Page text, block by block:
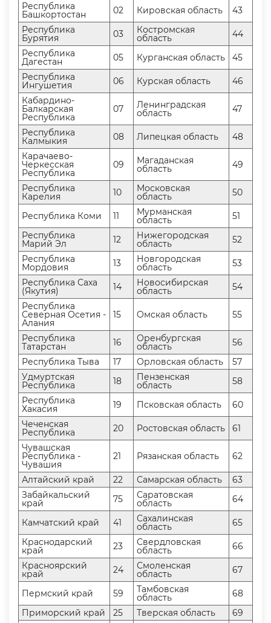
Республика
Башкортостан 02 Кировская область
43
Республика
Бурятия 03 Костромская
область
44
Республика
Дагестан 05 Курганская область
45
Республика
Ингушетия 06 Курская область
46
Кабардино-
Балкарская
Республика
07 Ленинградская
область 47
Республика
Калмыкия 08 Липецкая область
48
Карачаево-
Черкесская
Республика
09 Магаданская
область 49
Республика
Карелия 10 Московская
область 50
Республика Коми 11 Мурманская
область
51
Республика
Марий Эл 12 Нижегородская
область
52
Республика
Мордовия 13 Новгородская
область
53
Республика Саха
(Якутия) 14 Новосибирская
область
54
Республика
Северная Осетия -
Алания
15 Омская область 55
Республика
Татарстан 16 Оренбургская
область
56
Республика Тыва
17 Орловская область
57
Удмуртская
Республика 18 Пензенская
область
58
Республика
Хакасия 19 Псковская область
60
Чеченская
Республика 20 Ростовская область
61
Чувашская
Республика -
Чувашия
21 Рязанская область 62
Алтайский край 22 Самарская область
63
Забайкальский
край 75 Саратовская
область 64
Камчатский край 41 Сахалинская
область
65
Краснодарский
край 23 Свердловская
область
66
Красноярский
край 24 Смоленская
область 67
Пермский край 59 Тамбовская
область
68
Приморский край
25 Тверская область
69